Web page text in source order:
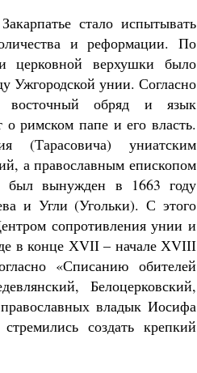
стало испытывать
и реформации. По
церковной верхушки было
Ужгородской унии. Согласно
восточный обряд и язык
о римском папе и его власть.
(Тарасовича) униатским
а православным епископом
был вынужден в 1663 году
и Угли (Угольки). С этого
сопротивления унии и
в конце ХVІІ – начале ХVІІІ
«Списанию обителей
Белоцерковский,
владык Иосифа
создать крепкий